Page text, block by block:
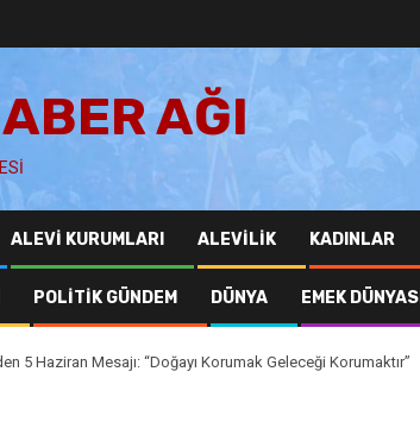
AĞI
ALEVI KURUMLARI ALEVILIK KADINLAR
POLITIK GÜNDEM DÜNYA EMEK DÜNYASI
5 Haziran Mesajı: “Doğayı Korumak Geleceği Korumaktır”